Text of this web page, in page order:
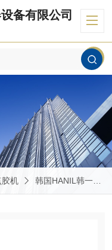
备有限公司
胶机 韩国HANIL韩一